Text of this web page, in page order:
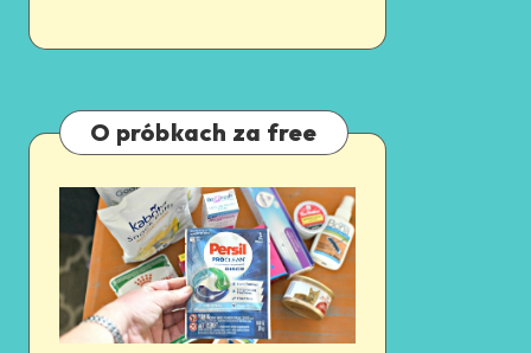
O próbkach za free